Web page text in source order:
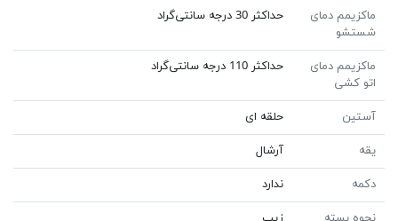
ماکزیمم دمای
شستشو
حداکثر 30 درجه سانتی‌گراد
ماکزیمم دمای
اتو کشی
حداکثر 110 درجه سانتی‌گراد
آستین حلقه ای
یقه آرشال
دکمه ندارد